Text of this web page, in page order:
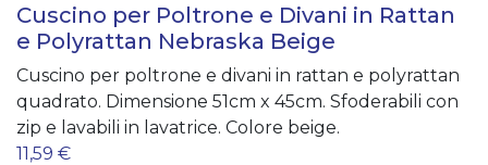
Cuscino per Poltrone e Divani in Rattan
e Polyrattan Nebraska Beige
Cuscino per poltrone e divani in rattan e polyrattan
quadrato. Dimensione 51cm x 45cm. Sfoderabili con
zip e lavabili in lavatrice. Colore beige.
11,59 €